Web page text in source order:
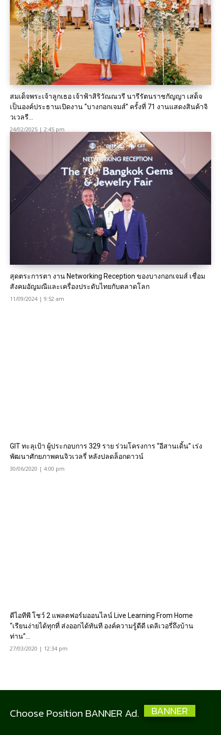
สมเด็จพระเจ้าลูกเธอ เจ้าฟ้าสิริวัณณวรี นารีรัตนราชกัญญา เสด็จ
เป็นองค์ประธานเปิดงาน “บางกอกเจมส์” ครั้งที่ 71 งานแสดงสินค้าจิ
วเวลรี...
24/02/2025 | 2:45 pm
สุดตระการตา งาน Networking Reception ของบางกอกเจมส์ เชื่อม
สังคมอัญมณีและเครื่องประดับไทยกับตลาดโลก
11/09/2024 | 9:52 am
GIT ทะลุเป้า ผู้ประกอบการ 329 ราย ร่วมโครงการ “อีสานเดิ้น” เร่ง
พัฒนาศักยภาพคนจิวเวลรี่ หลังปลดล็อกดาวน์
30/06/2020 | 4:00 pm
ดีไอทีพี โชว์ 2 แพลตฟอร์มออนไลน์ Live Learning From Home
“เรียนง่ายได้ทุกที่ ส่งออกได้ทันที องค์ความรู้ดีดี เดลิเวอรี่ถึงบ้าน
ท่าน”...
27/03/2020 | 12:34 pm
Choose Position BANNER Ad. BANNER